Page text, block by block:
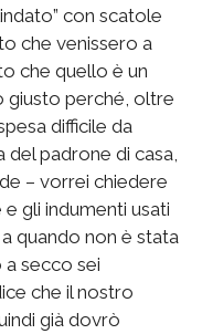
con scatole
che venissero a
che quello è un
giusto perché, oltre
difficile da
padrone di casa,
– vorrei chiedere
gli indumenti usati
quando non è stata
a secco sei
che il nostro
già dovrò